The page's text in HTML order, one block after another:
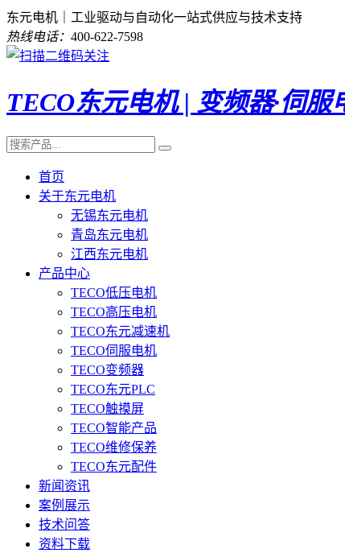
东元电机｜工业驱动与自动化一站式供应与技术支持
热线电话： 400-622-7598
TECO东元电机 | 变频器·伺服
首页
关于东元电机
无锡东元电机
青岛东元电机
江西东元电机
产品中心
TECO低压电机
TECO高压电机
TECO东元减速机
TECO伺服电机
TECO变频器
TECO东元PLC
TECO触摸屏
TECO智能产品
TECO维修保养
TECO东元配件
新闻资讯
案例展示
技术问答
资料下载